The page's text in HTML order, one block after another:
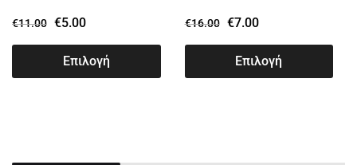
€11.00 €5.00
Επιλογή
€16.00 €7.00
Επιλογή